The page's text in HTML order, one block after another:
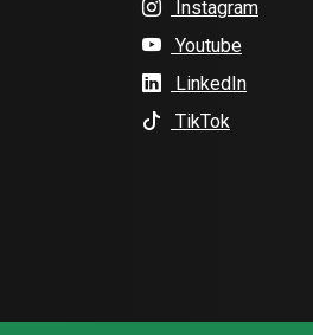
Instagram
Youtube
LinkedIn
TikTok